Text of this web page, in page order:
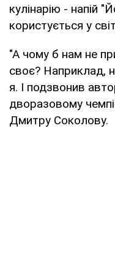
кулінарію - напій
користується у
"А чому б нам не
своє? Наприклад,
я. І подзвонив
дворазовому
Дмитру Соколову.